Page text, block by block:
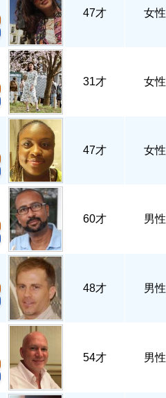
47才 女性
31才 女性
47才 女性
60才 男性
48才 男性
54才 男性